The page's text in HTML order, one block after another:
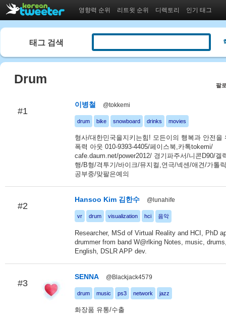
영향력 순위 리트윗 순위 디렉토리 인기 태그
태그 검색
Drum 팔
#1
이병철 @tokkemi
drum bike snowboard drinks movies
형사/대한민국을지키는힘! 모든이의 행복과 안전을
폭력 아웃 010-9393-4405/페이스북,카톡tokemi/
cafe.daum.net/power2012/ 경기파주서/니콘D90/겔
행/B형/격투기/바이크/뮤지컬,연극/넥센/애견/가톨
공부중/맞팔은예의
#2
Hansoo Kim 김한수 @lunahife
vr drum visualization hci 음악
Researcher, MSd of Virtual Reality and HCI, PhD
drummer from band W@rlking Notes, music,
English, DSLR APP dev.
#3
SENNA @Blackjack4579
drum music ps3 network jazz
화장품 유통/수출